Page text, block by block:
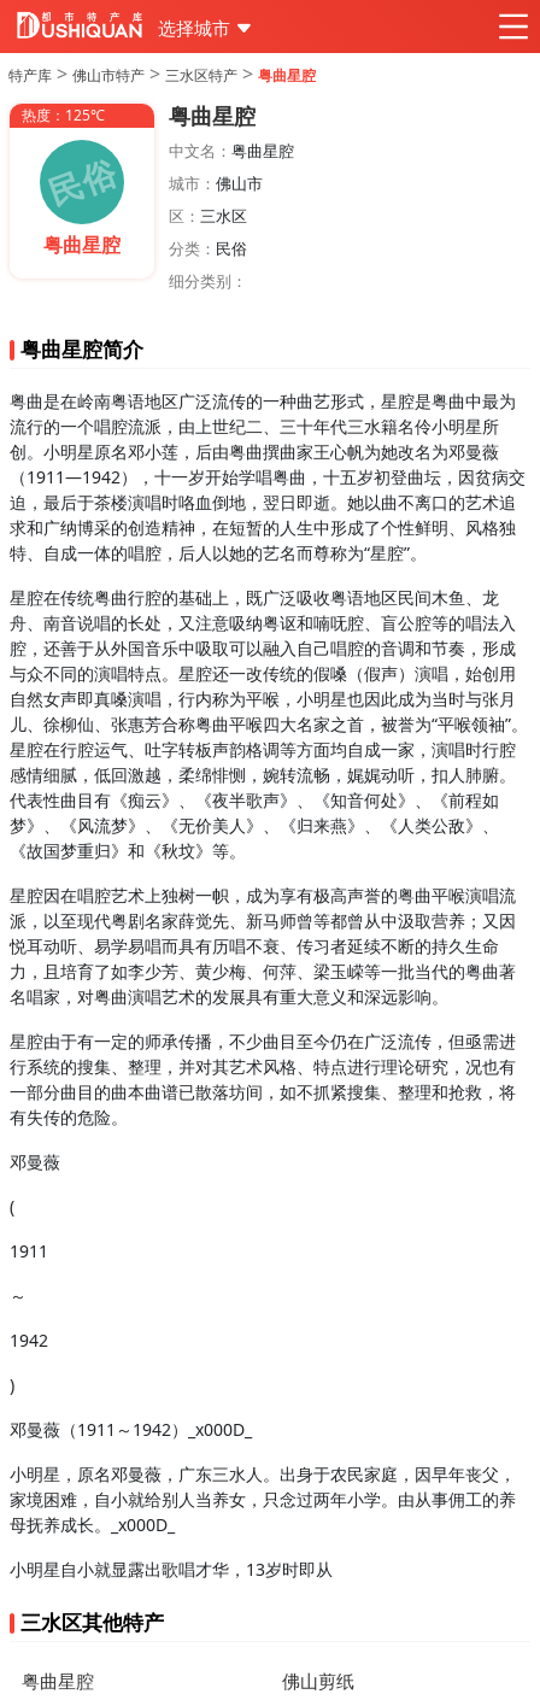
选择城市
特产库 > 佛山市特产 > 三水区特产 > 粤曲星腔
热度：125℃
粤曲星腔
粤曲星腔
中文名： 粤曲星腔
城市： 佛山市
区： 三水区
分类： 民俗
细分类别：
粤曲星腔简介
粤曲是在岭南粤语地区广泛流传的一种曲艺形式，星腔是粤曲中最为
流行的一个唱腔流派，由上世纪二、三十年代三水籍名伶小明星所
创。小明星原名邓小莲，后由粤曲撰曲家王心帆为她改名为邓曼薇
（1911—1942），十一岁开始学唱粤曲，十五岁初登曲坛，因贫病交
迫，最后于茶楼演唱时咯血倒地，翌日即逝。她以曲不离口的艺术追
求和广纳博采的创造精神，在短暂的人生中形成了个性鲜明、风格独
特、自成一体的唱腔，后人以她的艺名而尊称为“星腔”。
星腔在传统粤曲行腔的基础上，既广泛吸收粤语地区民间木鱼、龙
舟、南音说唱的长处，又注意吸纳粤讴和喃呒腔、盲公腔等的唱法入
腔，还善于从外国音乐中吸取可以融入自己唱腔的音调和节奏，形成
与众不同的演唱特点。星腔还一改传统的假嗓（假声）演唱，始创用
自然女声即真嗓演唱，行内称为平喉，小明星也因此成为当时与张月
儿、徐柳仙、张惠芳合称粤曲平喉四大名家之首，被誉为“平喉领袖”。
星腔在行腔运气、吐字转板声韵格调等方面均自成一家，演唱时行腔
感情细腻，低回激越，柔绵悱恻，婉转流畅，娓娓动听，扣人肺腑。
代表性曲目有《痴云》、《夜半歌声》、《知音何处》、《前程如
梦》、《风流梦》、《无价美人》、《归来燕》、《人类公敌》、
《故国梦重归》和《秋坟》等。
星腔因在唱腔艺术上独树一帜，成为享有极高声誉的粤曲平喉演唱流
派，以至现代粤剧名家薛觉先、新马师曾等都曾从中汲取营养；又因
悦耳动听、易学易唱而具有历唱不衰、传习者延续不断的持久生命
力，且培育了如李少芳、黄少梅、何萍、梁玉嵘等一批当代的粤曲著
名唱家，对粤曲演唱艺术的发展具有重大意义和深远影响。
星腔由于有一定的师承传播，不少曲目至今仍在广泛流传，但亟需进
行系统的搜集、整理，并对其艺术风格、特点进行理论研究，况也有
一部分曲目的曲本曲谱已散落坊间，如不抓紧搜集、整理和抢救，将
有失传的危险。
邓曼薇
(
1911
～
1942
)
邓曼薇（1911～1942）_x000D_
小明星，原名邓曼薇，广东三水人。出身于农民家庭，因早年丧父，
家境困难，自小就给别人当养女，只念过两年小学。由从事佣工的养
母抚养成长。_x000D_
小明星自小就显露出歌唱才华，13岁时即从
三水区其他特产
粤曲星腔 佛山剪纸